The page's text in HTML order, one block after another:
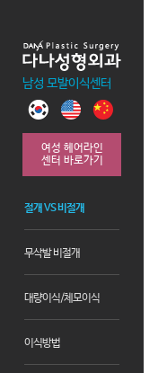
남성 모발이식센터
여성 헤어라인
센터 바로가기
절개 VS 비절개
무삭발 비절개
대량이식/체모이식
이식방법